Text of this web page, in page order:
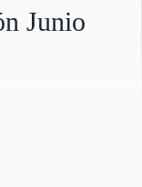
Junio